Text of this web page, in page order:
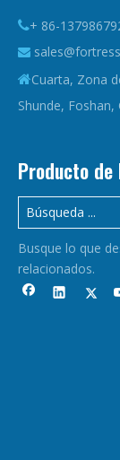
+ 86-

Cuarta, Zona
Shunde, Foshan,
Producto de
Busque lo que
relacionados.